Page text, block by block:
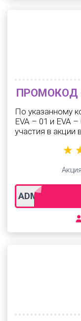
ПРОМОКОД -
По указанному
EVA – 01 и EVA
участия в акции
ADM18